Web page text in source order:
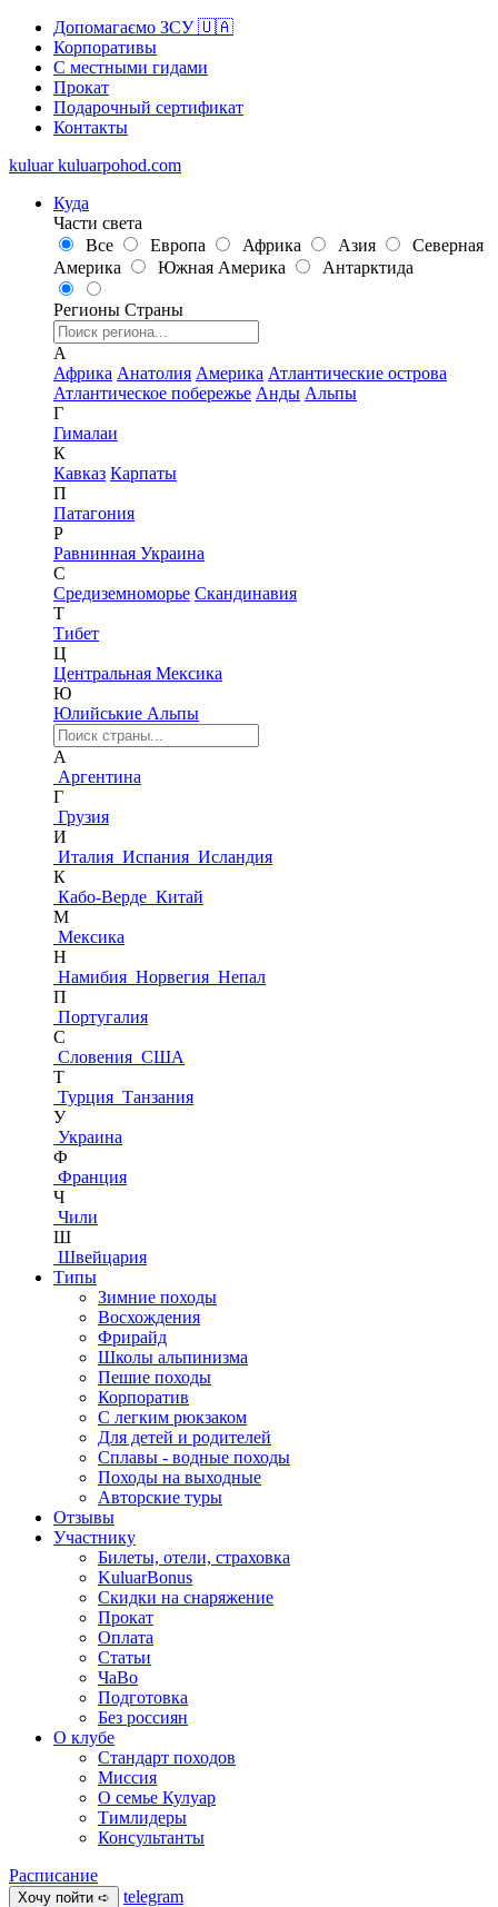
Допомагаємо ЗСУ 🇺🇦
Корпоративы
С местными гидами
Прокат
Подарочный сертификат
Контакты
kuluar kuluarpohod.com
Куда
Части света
Все
Европа Африка Азия
Северная
Америка
Южная Америка Антарктида
Регионы Страны
А
Африка Анатолия Америка Атлантические острова
Атлантическое побережье Анды Альпы
Г
Гималаи
К
Кавказ Карпаты
П
Патагония
Р
Равнинная Украина
С
Средиземноморье Скандинавия
Т
Тибет
Ц
Центральная Мексика
Ю
Юлийськие Альпы
А
Аргентина
Г
Грузия
И
Италия Испания Исландия
К
Кабо-Верде Китай
М
Мексика
Н
Намибия Норвегия Непал
П
Португалия
С
Словения США
Т
Турция Танзания
У
Украина
Ф
Франция
Ч
Чили
Ш
Швейцария
Типы
Зимние походы
Восхождения
Фрирайд
Школы альпинизма
Пешие походы
Корпоратив
С легким рюкзаком
Для детей и родителей
Сплавы - водные походы
Походы на выходные
Авторские туры
Отзывы
Участнику
Билеты, отели, страховка
KuluarBonus
Скидки на снаряжение
Прокат
Оплата
Статьи
ЧаВо
Подготовка
Без россиян
О клубе
Стандарт походов
Миссия
О семье Кулуар
Тимлидеры
Консультанты
Расписание
Хочу пойти ➪
telegram